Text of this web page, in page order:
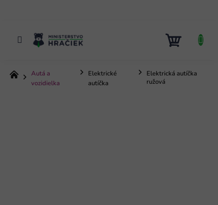
KOŠÍK
DomovAutá a
vozidielka
Elektrické
autíčka
Elektrická autíčka
ružová